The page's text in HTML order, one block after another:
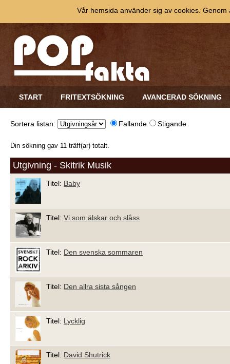
START FRITEXTSÖKNING AVANCERAD SÖKNING
Sortera listan: Fallande Stigande
Din sökning gav 11 träff(ar) totalt.
Utgivning - Skitrik Musik
Titel: Baby
Titel: Vi som älskar och slåss
Titel: Den svenska sommaren
Titel: Den allra sista sången
Titel: Lycklig
Titel: David Shutrick
Vår hemsida använder sig av cookies.